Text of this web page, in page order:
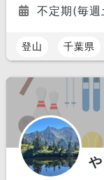
不定期(毎週
登山 千葉県